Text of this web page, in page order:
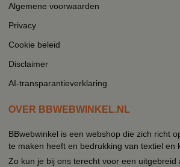
Algemene voorwaarden
Privacy
Cookie beleid
Disclaimer
AI-transparantieverklaring
OVER BBWEBWINKEL.NL
BBwebwinkel is een webshop die zich richt
te maken heeft en bedrukking van textiel en
Zo kun je bij ons terecht voor een uitgebreid